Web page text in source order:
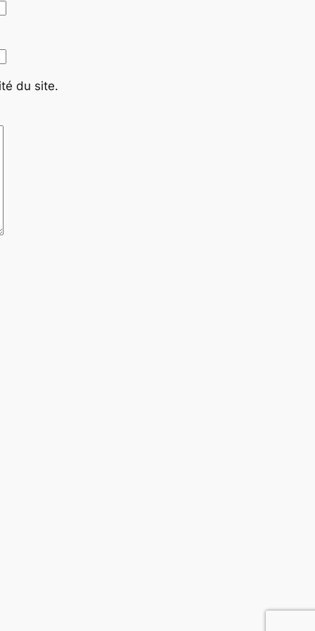
du site.